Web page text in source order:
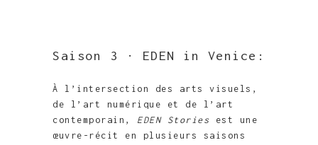
Saison 3 · EDEN in Venice:
À l’intersection des arts visuels,
de l’art numérique et de l’art
contemporain, EDEN Stories est une
œuvre-récit en plusieurs saisons